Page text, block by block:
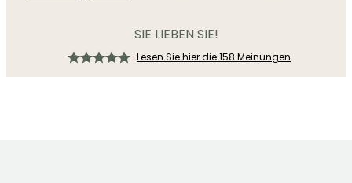
SIE LIEBEN SIE!
Lesen Sie hier die 158 Meinungen